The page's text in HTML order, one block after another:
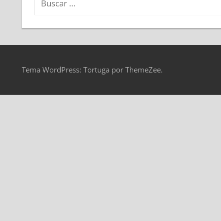
Tema WordPress: Tortuga por ThemeZee.